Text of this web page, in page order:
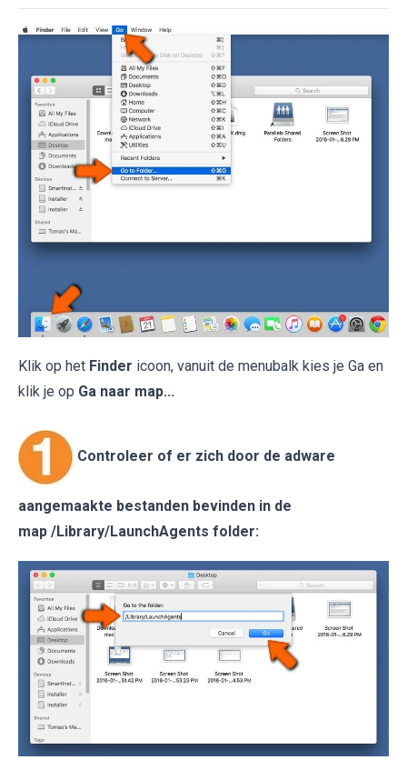
Klik op het Finder icoon, vanuit de menubalk kies je Ga en
klik je op Ga naar map...
Controleer of er zich door de adware
aangemaakte bestanden bevinden in de
map /Library/LaunchAgents folder: